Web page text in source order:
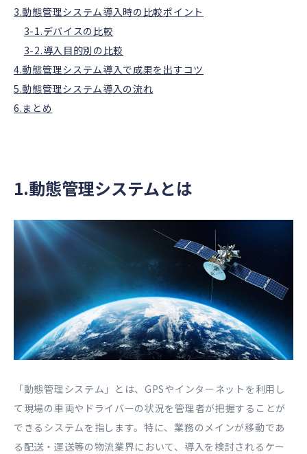
3.動態管理システム導入時の比較ポイント
3-1.デバイスの比較
3-2.導入目的別の比較
4.動態管理システム導入で成果を出すコツ
5.動態管理システム導入の流れ
6.まとめ
1.動態管理システムとは
「動態管理システム」とは、GPSやインターネットを利用し
て現場の車両やドライバーの状況を管理者が把握することが
できるシステムを指します。特に、業務のメインが移動であ
る配送・運送等の物流業界において、導入を検討されるケー